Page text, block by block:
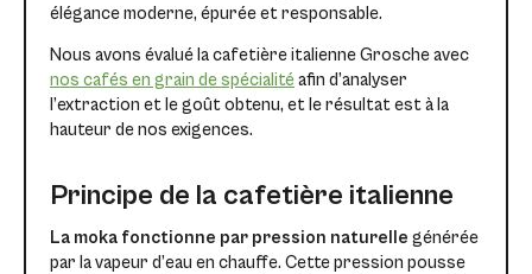
élégance moderne, épurée et responsable.
Nous avons évalué la cafetière italienne Grosche avec
nos cafés en grain de spécialitéafin d’analyser
l’extraction et le goût obtenu, et le résultat est à la
hauteur de nos exigences.
Principe de la cafetière italienne
La moka fonctionne par pression naturelle générée
par la vapeur d’eau en chauffe. Cette pression pousse